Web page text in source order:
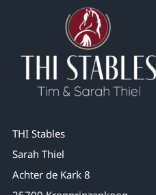
THI Stables
Sarah Thiel
Achter de Kark 8